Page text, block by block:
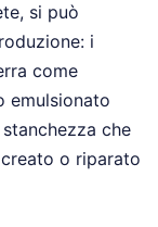
si può
i
come
emulsionato
che
o riparato